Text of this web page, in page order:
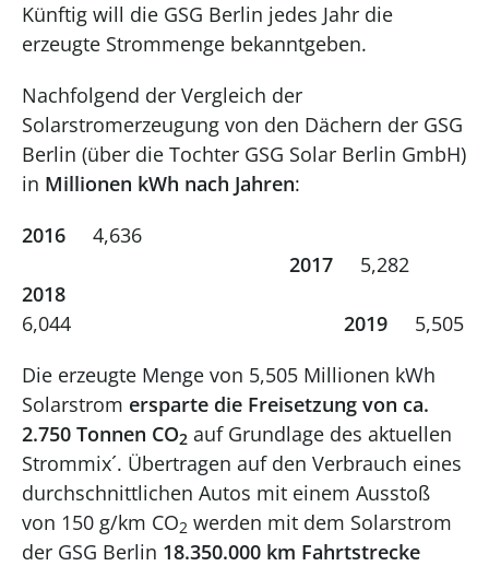
Künftig will die GSG Berlin jedes Jahr die
erzeugte Strommenge bekanntgeben.
Nachfolgend der Vergleich der
Solarstromerzeugung von den Dächern der GSG
Berlin (über die Tochter GSG Solar Berlin GmbH)
in Millionen kWh nach Jahren:
2016 4,636
2017 5,282
2018
6,044 2019 5,505
Die erzeugte Menge von 5,505 Millionen kWh
Solarstrom ersparte die Freisetzung von ca.
2.750 Tonnen CO2 auf Grundlage des aktuellen
Strommix´. Übertragen auf den Verbrauch eines
durchschnittlichen Autos mit einem Ausstoß
von 150 g/km CO2 werden mit dem Solarstrom
der GSG Berlin 18.350.000 km Fahrtstrecke